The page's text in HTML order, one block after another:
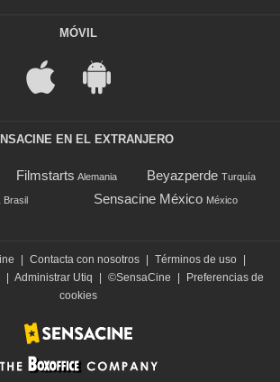
MÓVIL
EN EL EXTRANJERO
Filmstarts Alemania Beyazperde Turquía
Brasil Sensacine México México
Contacta con nosotros Términos de uso
Administrar Utiq ©SensaCine
Preferencias de
cookies